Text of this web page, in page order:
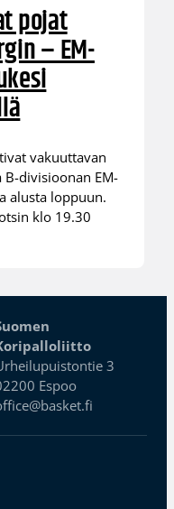
pojat
– EM-
vakuuttavan
divisioonan EM-
alusta loppuun.
klo 19.30
3
Espoo